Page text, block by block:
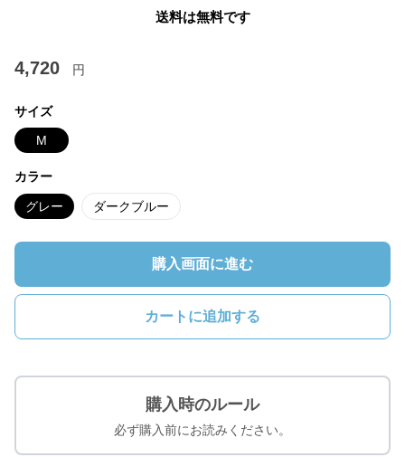
送料は無料です
4,720 円
サイズ
M
カラー
グレー ダークブルー
購入画面に進む
カートに追加する
購入時のルール
必ず購入前にお読みください。